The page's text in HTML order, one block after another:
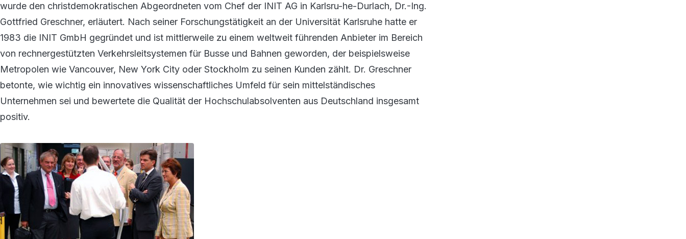
wurde den christdemokratischen Abgeordneten vom Chef der INIT AG in Karlsru-he-Durlach, Dr.-Ing.
Gottfried Greschner, erläutert. Nach seiner Forschungstätigkeit an der Universität Karlsruhe hatte er
1983 die INIT GmbH gegründet und ist mittlerweile zu einem weltweit führenden Anbieter im Bereich
von rechnergestützten Verkehrsleitsystemen für Busse und Bahnen geworden, der beispielsweise
Metropolen wie Vancouver, New York City oder Stockholm zu seinen Kunden zählt. Dr. Greschner
betonte, wie wichtig ein innovatives wissenschaftliches Umfeld für sein mittelständisches
Unternehmen sei und bewertete die Qualität der Hochschulabsolventen aus Deutschland insgesamt
positiv.